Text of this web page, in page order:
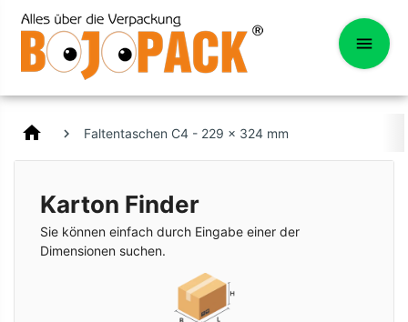
home Faltentaschen C4 - 229 x 324 mm
Karton Finder
Sie können einfach durch Eingabe einer der
Dimensionen suchen.